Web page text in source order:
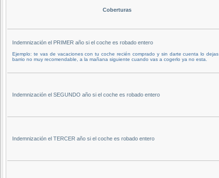
Coberturas
Indemnización el PRIMER año si el coche es robado entero
Ejemplo: te vas de vacaciones con tu coche recién comprado y sin darte cuenta lo
barrio no muy recomendable, a la mañana siguiente cuando vas a cogerlo ya no esta.
Indemnización el SEGUNDO año si el coche es robado entero
Indemnización el TERCER año si el coche es robado entero